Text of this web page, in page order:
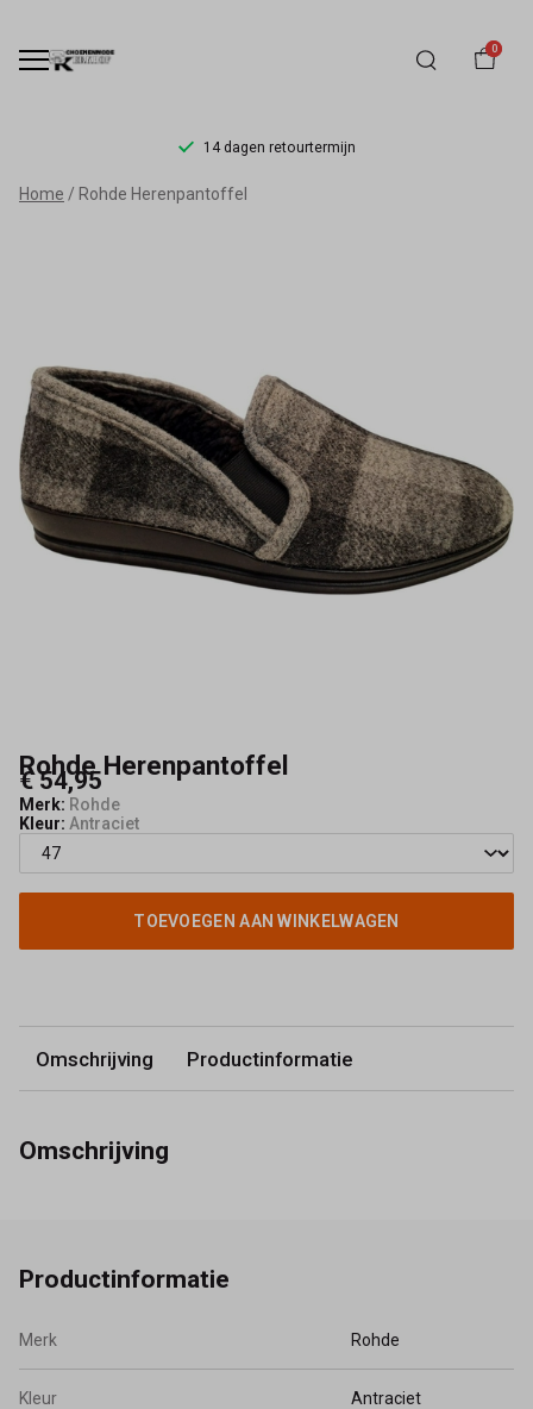
0
14 dagen retourtermijn
Rohde
Kerkhof
Home Rohde Herenpantoffel
Rohde Herenpantoffel
€ 54,95
Merk: Rohde
Kleur: Antraciet
TOEVOEGEN AAN WINKELWAGEN
Omschrijving Productinformatie
Omschrijving
Productinformatie
Merk Rohde
Kleur Antraciet